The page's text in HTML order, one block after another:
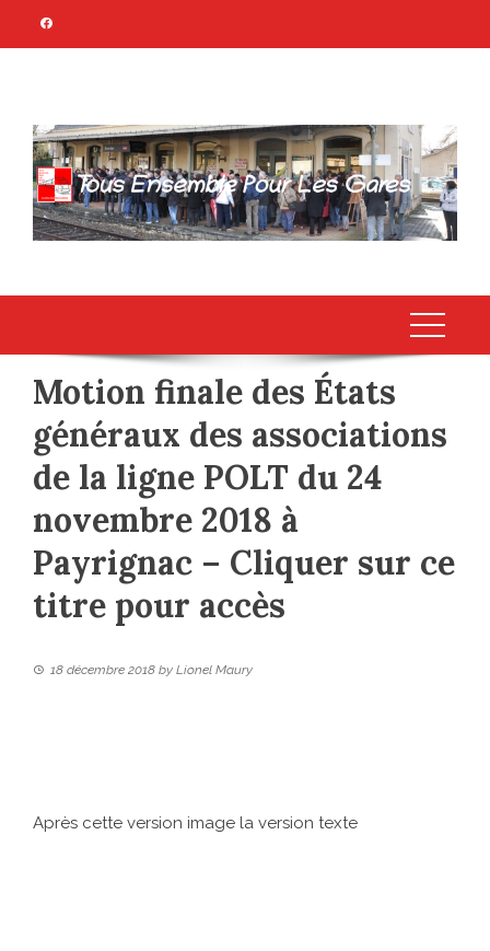
TOUS ENSEMBLE
POUR LES GARES
Association Citoyenne
Motion finale des États
généraux des associations
de la ligne POLT du 24
novembre 2018 à
Payrignac – Cliquer sur ce
titre pour accès
18 décembre 2018 by Lionel Maury
Après cette version image la version texte